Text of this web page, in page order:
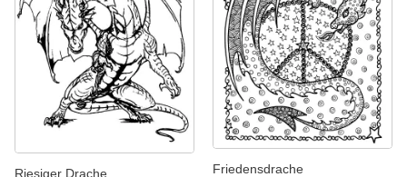
Riesiger Drache
Friedensdrache